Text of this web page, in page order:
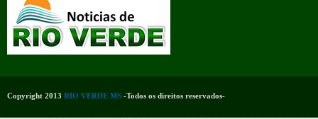
Copyright 2013 RIO VERDE MS -Todos os direitos reservados-